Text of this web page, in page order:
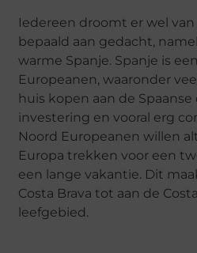
Iedereen droomt er wel
bepaald aan gedacht,
warme Spanje. Spanje is
Europeanen, waaronder
huis kopen aan de Spaanse
investering en vooral erg
Noord Europeanen willen
Europa trekken voor een
een lange vakantie. Dit
Costa Brava tot aan de
leefgebied.